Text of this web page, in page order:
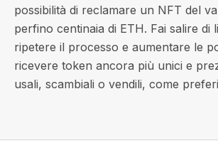
possibilità di reclamare un NFT del
perfino centinaia di ETH. Fai salire di
ripetere il processo e aumentare le
ricevere token ancora più unici e
usali, scambiali o vendili, come